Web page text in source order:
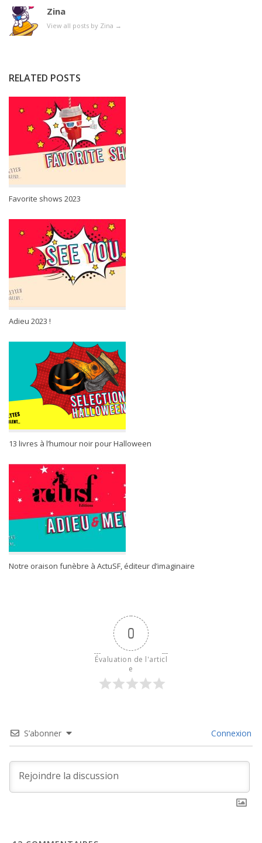
Zina
View all posts by Zina →
RELATED POSTS
Favorite shows 2023
Adieu 2023 !
13 livres à l’humour noir pour Halloween
Notre oraison funèbre à ActuSF, éditeur d’imaginaire
0
Évaluation de l'articl
e
S’abonner Connexion